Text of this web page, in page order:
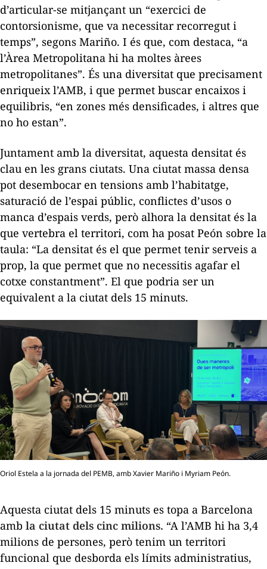
d’articular-se mitjançant un “exercici de
contorsionisme, que va necessitar recorregut i
temps”, segons Mariño. I és que, com destaca, “a
l’Àrea Metropolitana hi ha moltes àrees
metropolitanes”. És una diversitat que precisament
enriqueix l’AMB, i que permet buscar encaixos i
equilibris, “en zones més densificades, i altres que
no ho estan”.
Juntament amb la diversitat, aquesta densitat és
clau en les grans ciutats. Una ciutat massa densa
pot desembocar en tensions amb l’habitatge,
saturació de l’espai públic, conflictes d’usos o
manca d’espais verds, però alhora la densitat és la
que vertebra el territori, com ha posat Peón sobre la
taula: “La densitat és el que permet tenir serveis a
prop, la que permet que no necessitis agafar el
cotxe constantment”. El que podria ser un
equivalent a la ciutat dels 15 minuts.
Oriol Estela a la jornada del PEMB, amb Xavier Mariño i Myriam Peón.
Aquesta ciutat dels 15 minuts es topa a Barcelona
amb la ciutat dels cinc milions. “A l’AMB hi ha 3,4
milions de persones, però tenim un territori
funcional que desborda els límits administratius,